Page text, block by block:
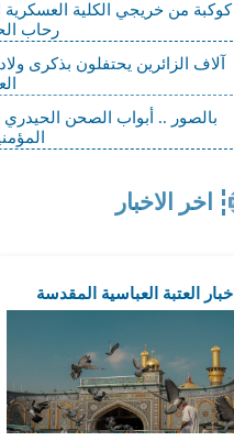
كوكبة من خريجي الكلية العسكرية
رحاب
آلاف الزائرين يحتفلون بذكرى
بالصور .. أبواب الصحن الحيدري
اخر الاخبار
اخبار العتبة العباسية المقدسة